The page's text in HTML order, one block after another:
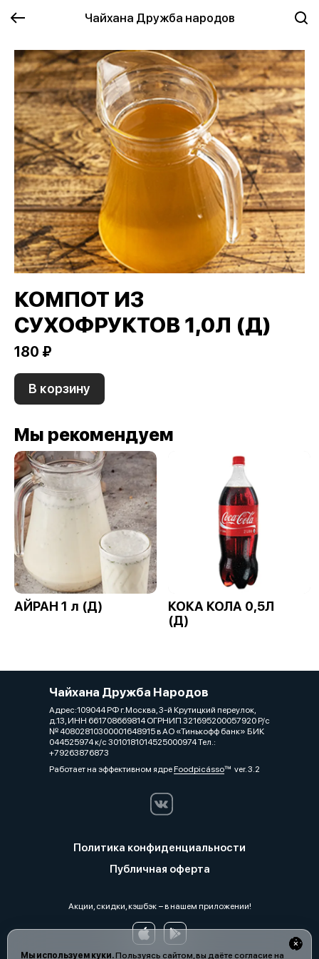
Чайхана Дружба народов
Мы используем куки.Пользуясь сайтом, вы даёте согласие на
КОМПОТ ИЗ
СУХОФРУКТОВ 1,0Л (Д)
180 ₽
В корзину
Мы рекомендуем
АЙРАН 1 л (Д)
КОКА КОЛА 0,5Л
(Д)
Чайхана Дружба Народов
Адрес:109044 РФ г.Москва, 3-й Крутицкий переулок,
д.13, ИНН 661708669814 ОГРНИП 321695200057920 Р/с
№ 40802810300001648915 в АО «Тинькофф банк» БИК
044525974 к/с 3010181014525000974 Тел.:
+79263876873
Работает на эффективном ядреFoodpicássover. 3.2
Политика конфиденциальности
Публичная оферта
Акции, скидки, кэшбэк − в нашем приложении!